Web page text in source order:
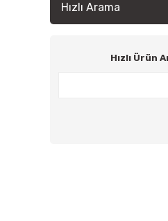
Hızlı Arama
Hızlı Ürün